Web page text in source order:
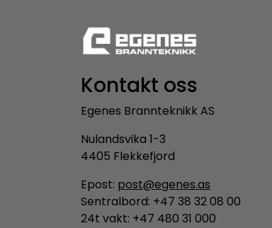
Kontakt oss
Egenes Brannteknikk AS
Nulandsvika 1-3
4405 Flekkefjord
Epost: post@egenes.as
Sentralbord: +47 38 32 08 00
24t vakt: +47 480 31 000